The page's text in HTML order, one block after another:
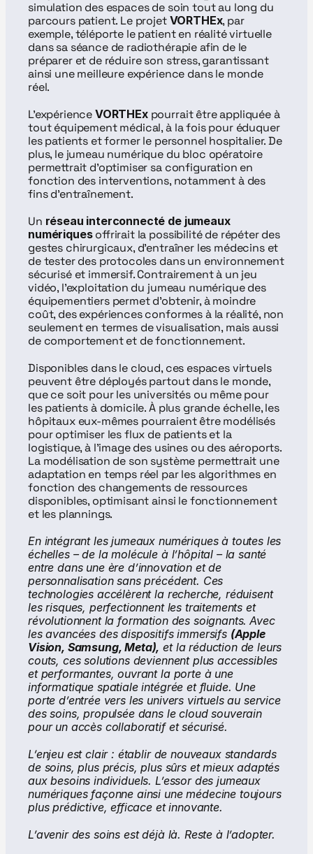
simulation des espaces de soin tout au long du
parcours patient. Le projet VORTHEx, par
exemple, téléporte le patient en réalité virtuelle
dans sa séance de radiothérapie afin de le
préparer et de réduire son stress, garantissant
ainsi une meilleure expérience dans le monde
réel.
L’expérience VORTHEx pourrait être appliquée à
tout équipement médical, à la fois pour éduquer
les patients et former le personnel hospitalier. De
plus, le jumeau numérique du bloc opératoire
permettrait d’optimiser sa configuration en
fonction des interventions, notamment à des
fins d’entraînement.
Un réseau interconnecté de jumeaux
numériques offrirait la possibilité de répéter des
gestes chirurgicaux, d’entraîner les médecins et
de tester des protocoles dans un environnement
sécurisé et immersif. Contrairement à un jeu
vidéo, l’exploitation du jumeau numérique des
équipementiers permet d’obtenir, à moindre
coût, des expériences conformes à la réalité, non
seulement en termes de visualisation, mais aussi
de comportement et de fonctionnement.
Disponibles dans le cloud, ces espaces virtuels
peuvent être déployés partout dans le monde,
que ce soit pour les universités ou même pour
les patients à domicile. À plus grande échelle, les
hôpitaux eux-mêmes pourraient être modélisés
pour optimiser les flux de patients et la
logistique, à l’image des usines ou des aéroports.
La modélisation de son système permettrait une
adaptation en temps réel par les algorithmes en
fonction des changements de ressources
disponibles, optimisant ainsi le fonctionnement
et les plannings.
En intégrant les jumeaux numériques à toutes les
échelles – de la molécule à l’hôpital – la santé
entre dans une ère d’innovation et de
personnalisation sans précédent. Ces
technologies accélèrent la recherche, réduisent
les risques, perfectionnent les traitements et
révolutionnent la formation des soignants. Avec
les avancées des dispositifs immersifs (Apple
Vision, Samsung, Meta), et la réduction de leurs
couts, ces solutions deviennent plus accessibles
et performantes, ouvrant la porte à une
informatique spatiale intégrée et fluide. Une
porte d’entrée vers les univers virtuels au service
des soins, propulsée dans le cloud souverain
pour un accès collaboratif et sécurisé.
L’enjeu est clair : établir de nouveaux standards
de soins, plus précis, plus sûrs et mieux adaptés
aux besoins individuels. L’essor des jumeaux
numériques façonne ainsi une médecine toujours
plus prédictive, efficace et innovante.
L’avenir des soins est déjà là. Reste à l’adopter.